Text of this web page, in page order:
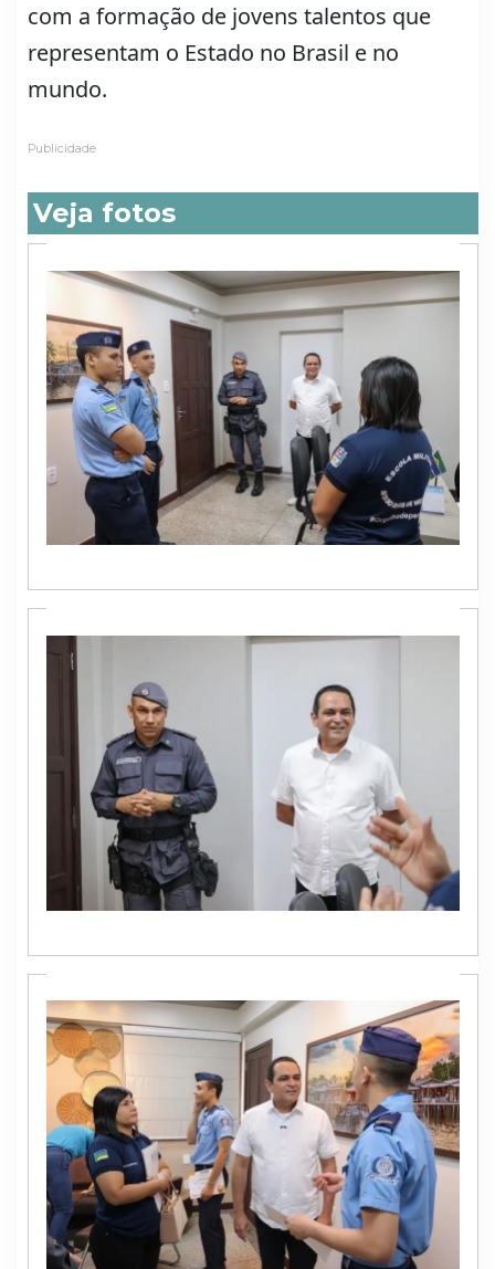
com a formação de jovens talentos que
representam o Estado no Brasil e no
mundo.
Publicidade
Veja fotos